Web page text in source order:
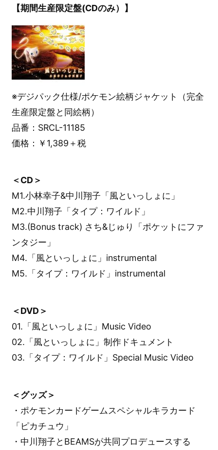
【期間生産限定盤(CDのみ）】
※デジパック仕様/ポケモン絵柄ジャケット（完全
生産限定盤と同絵柄）
品番：SRCL-11185
価格：￥1,389＋税
＜CD＞
M1.小林幸子&中川翔子「風といっしょに」
M2.中川翔子「タイプ：ワイルド」
M3.(Bonus track) さち&じゅり「ポケットにファ
ンタジー」
M4.「風といっしょに」instrumental
M5.「タイプ：ワイルド」instrumental
＜DVD＞
01.「風といっしょに」Music Video
02.「風といっしょに」制作ドキュメント
03.「タイプ：ワイルド」Special Music Video
＜グッズ＞
・ポケモンカードゲームスペシャルキラカード
「ピカチュウ」
・中川翔子とBEAMSが共同プロデュースする